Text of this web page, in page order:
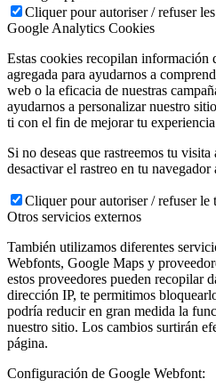
Cliquer pour autoriser / refuser
Google Analytics Cookies
Estas cookies recopilan información
agregada para ayudarnos a
web o la eficacia de nuestras
ayudarnos a personalizar nuestro
ti con el fin de mejorar tu
Si no deseas que rastreemos tu
desactivar el rastreo en tu navegador
Cliquer pour autoriser / refuser
Otros servicios externos
También utilizamos diferentes
Webfonts, Google Maps y
estos proveedores pueden recopilar
dirección IP, te permitimos
podría reducir en gran medida la
nuestro sitio. Los cambios surtirán
página.
Configuración de Google Webfont: